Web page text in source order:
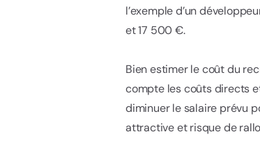
l’exemple d’un
et 17 500 €.
Bien estimer le coût du
compte les coûts directs
diminuer le salaire prévu
attractive et risque de